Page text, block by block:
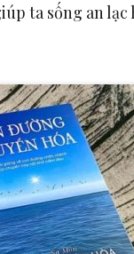
ta sống an lạc